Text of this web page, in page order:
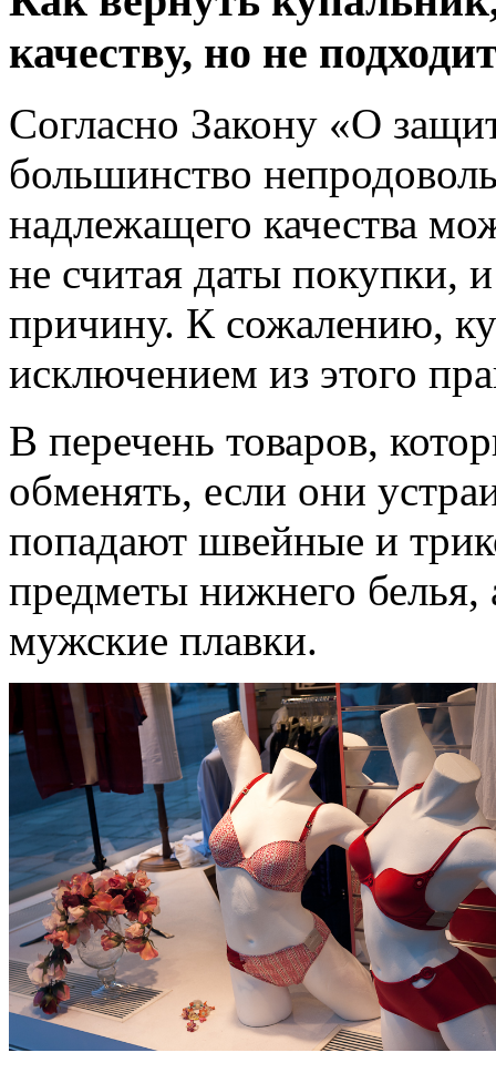
качеству, но не
Согласно Закону «О
большинство
надлежащего качества
не считая даты покупки,
причину. К сожалению,
исключением из этого
В перечень товаров,
обменять, если они
попадают швейные и
предметы нижнего
мужские плавки.